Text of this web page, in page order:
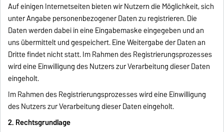
Auf einigen Internetseiten bieten wir Nutzern die Möglichkeit, sich
unter Angabe personenbezogener Daten zu registrieren. Die
Daten werden dabei in eine Eingabemaske eingegeben und an
uns übermittelt und gespeichert. Eine Weitergabe der Daten an
Dritte findet nicht statt. Im Rahmen des Registrierungsprozesses
wird eine Einwilligung des Nutzers zur Verarbeitung dieser Daten
eingeholt.
Im Rahmen des Registrierungsprozesses wird eine Einwilligung
des Nutzers zur Verarbeitung dieser Daten eingeholt.
2. Rechtsgrundlage